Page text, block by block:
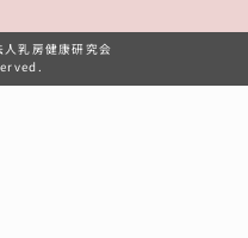
乳房健康研究会